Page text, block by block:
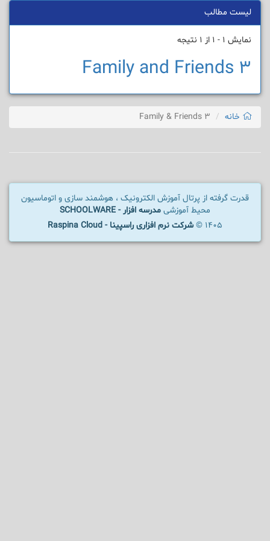
لیست مطالب
نمایش 1 - 1 از 1 نتیجه
Family and Friends 3
خانه Family & Friends 3
قدرت گرفته از پرتال آموزش الکترونیک ، هوشمند سازی و اتوماسیون
محیط آموزشی مدرسه افزار - SCHOOLWARE
1405 ©
شرکت نرم افزاری راسپینا - Raspina Cloud